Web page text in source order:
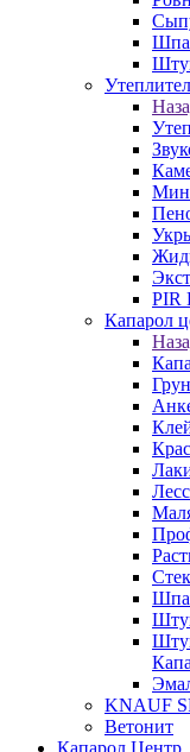
PIR
Капарол
KNAUF
Ветонит
Капарол Центр